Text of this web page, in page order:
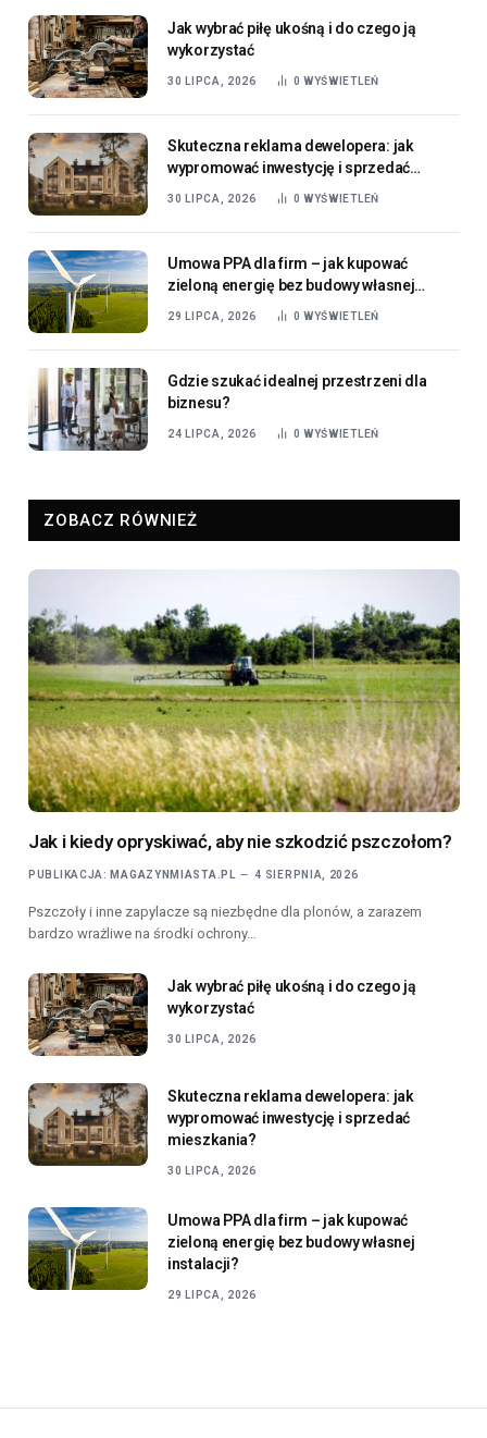
Jak wybrać piłę ukośną i do czego ją
wykorzystać
30 LIPCA, 2026 0 WYŚWIETLEŃ
Skuteczna reklama dewelopera: jak
wypromować inwestycję i sprzedać
30 LIPCA, 2026 0 WYŚWIETLEŃ
Umowa PPA dla firm – jak kupować
zieloną energię bez budowy własnej
29 LIPCA, 2026 0 WYŚWIETLEŃ
Gdzie szukać idealnej przestrzeni dla
biznesu?
24 LIPCA, 2026 0 WYŚWIETLEŃ
ZOBACZ RÓWNIEŻ
Jak i kiedy opryskiwać, aby nie szkodzić pszczołom?
PUBLIKACJA: MAGAZYNMIASTA.PL 4 SIERPNIA, 2026
Pszczoły i inne zapylacze są niezbędne dla plonów, a zarazem
bardzo wrażliwe na środki ochrony…
Jak wybrać piłę ukośną i do czego ją
wykorzystać
30 LIPCA, 2026
Skuteczna reklama dewelopera: jak
wypromować inwestycję i sprzedać
mieszkania?
30 LIPCA, 2026
Umowa PPA dla firm – jak kupować
zieloną energię bez budowy własnej
instalacji?
29 LIPCA, 2026